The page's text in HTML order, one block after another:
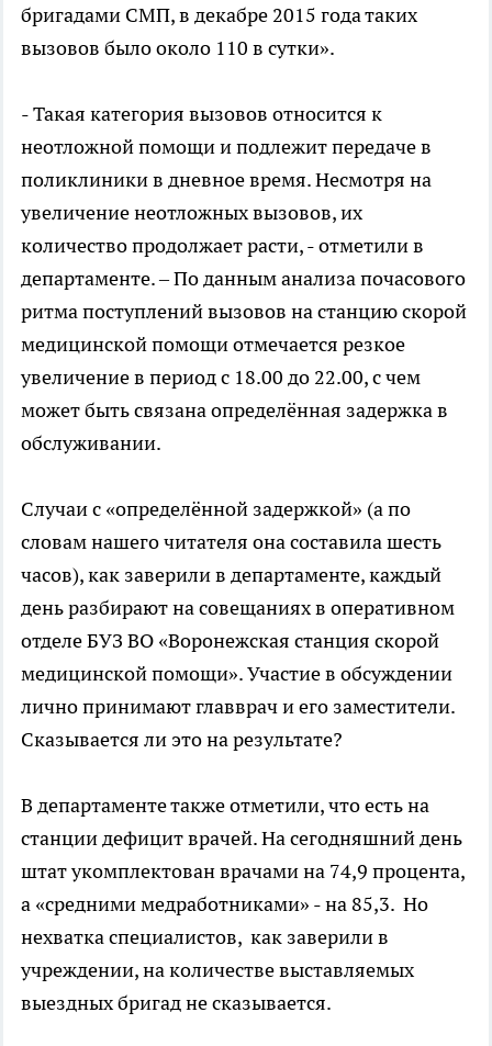
бригадами СМП, в декабре 2015 года таких
вызовов было около 110 в сутки».
- Такая категория вызовов относится к
неотложной помощи и подлежит передаче в
поликлиники в дневное время. Несмотря на
увеличение неотложных вызовов, их
количество продолжает расти, - отметили в
департаменте. – По данным анализа почасового
ритма поступлений вызовов на станцию скорой
медицинской помощи отмечается резкое
увеличение в период с 18.00 до 22.00, с чем
может быть связана определённая задержка в
обслуживании.
Случаи с «определённой задержкой» (а по
словам нашего читателя она составила шесть
часов), как заверили в департаменте, каждый
день разбирают на совещаниях в оперативном
отделе БУЗ ВО «Воронежская станция скорой
медицинской помощи». Участие в обсуждении
лично принимают главврач и его заместители.
Сказывается ли это на результате?
В департаменте также отметили, что есть на
станции дефицит врачей. На сегодняшний день
штат укомплектован врачами на 74,9 процента,
а «средними медработниками» - на 85,3. Но
нехватка специалистов, как заверили в
учреждении, на количестве выставляемых
выездных бригад не сказывается.